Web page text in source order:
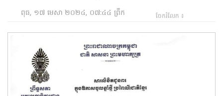
ពុធ, ១៧ មេសា ២០២៤, ០៧:៤៤ ព្រឹក ចែករំលែក ៖